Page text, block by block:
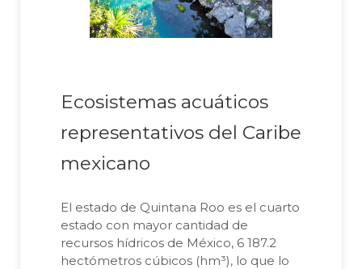
Ecosistemas acuáticos
representativos del Caribe
mexicano
El estado de Quintana Roo es el cuarto
estado con mayor cantidad de
recursos hídricos de México, 6 187.2
hectómetros cúbicos (hm³), lo que lo